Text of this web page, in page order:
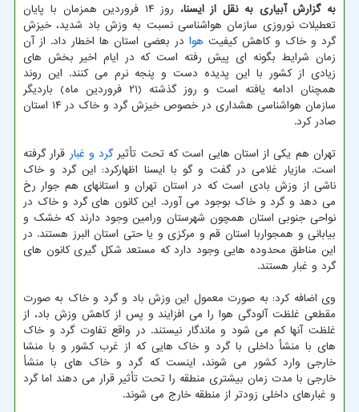
به گزارش آبیاری به نقل از ایسنا،
روز ۱۴ فروردین همزمان با پایان
تعطیلات نوروزی سازمان هواشناسی نسبت به وزش باد شدید، خیزش
گرد و خاک و کاهش کیفیت هوا در بعضی استان ها اخطار داد. از آن
زمان شرایط بگونه ای پیش رفته است که در ایام اخیر بخش های
زیادی از کشور با این پدیده دست و پنجه نرم می کنند. این روند
همچنان ادامه یافته است و روز گذشته (۲۱ فروردین ماه) باردیگر
سازمان هواشناسی هشداری در خصوص خیزش گرد و خاک در ۱۴ استان
صادر کرد.
تهران هم یکی از استان هایی است که تحت تأثیرگرد و غبار قرار گرفته
است. مازیار غلامی در گفت و گو با ایسنا اظهارکرد: این گرد و خاک
ناشی از وزش بادی است که در استان تهران و استانهای هم جوار رخ
می دهد و گرد و خاک بوجود می آورد. این کانون های گرد و خاک در
نواحی جنوبی استان همچون شهرستان ورامین وجود دارند که خشک و
بیابانی و همجواربا استان قم و مرکزی و یا حتی استان البرز هستند. در
این مناطق محدوده هایی وجود دارد که مستعد شکل گیری کانون های
گرد و غبار هستند.
وی اضافه کرد: به صورت معمول این وزش باد و گرد و خاک به صورت
مقطعی غلظت آلودگی هوا را می افزایند و پس از کاهش وزش باد، از
غلظت آنها کم می شود و ماندگار نیستند. در واقع تفاوت گرد و خاک
های با منشأ داخلی با گرد و خاک هایی که از غرب کشور و با منشا
خارجی وارد کشور می شوند، اینست که گرد و خاک های با منشأ
خارجی با مدت زمان بیشتری منطقه را تحت تأثیر قرار می دهند اما گرد
و غبارهای داخلی زودتر از منطقه خارج می شوند.